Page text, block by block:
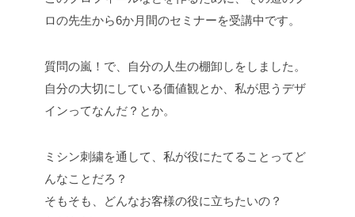
ロの先生から6か月間のセミナーを受講中です。
質問の嵐！で、自分の人生の棚卸しをしました。
自分の大切にしている価値観とか、私が思うデザ
インってなんだ？とか。
ミシン刺繍を通して、私が役にたてることってど
んなことだろ？
そもそも、どんなお客様の役に立ちたいの？